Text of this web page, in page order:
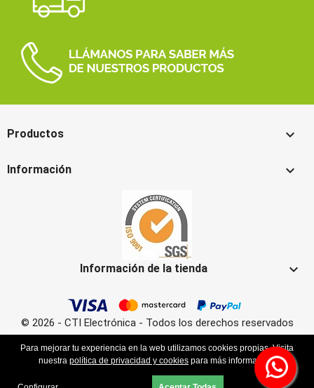
Productos 
Información 
Información de la tienda 
Para mejorar tu experiencia en la web utilizamos cookies propias. Visita
nuestra política de privacidad y cookies para más información.
© 2026 - CTI Electrónica - Todos los derechos reservados